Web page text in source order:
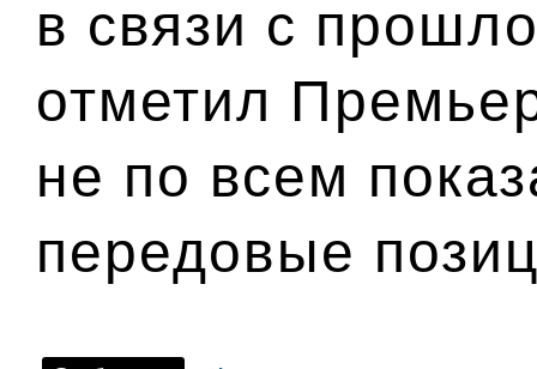
в связи с
отметил
не по всем
передовые